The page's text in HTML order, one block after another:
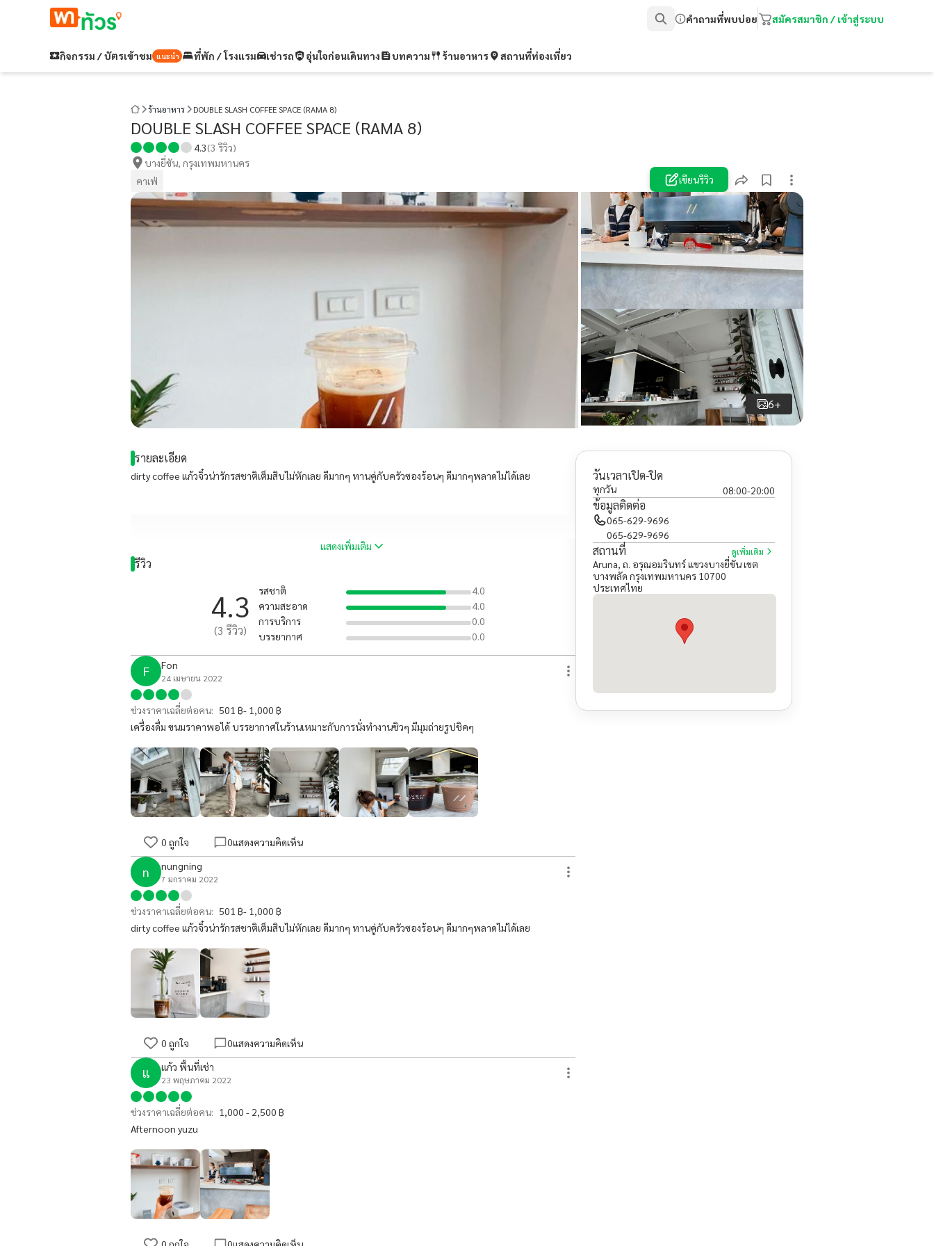
คำถามที่พบบ่อย สมัครสมาชิก / เข้าสู่ระบบ
กิจกรรม / บัตรเข้าชม แนะนำ ที่พัก / โรงแรม เช่ารถ อุ่นใจก่อนเดินทาง บทความ ร้านอาหาร สถานที่ท่องเที่ยว
ร้านอาหาร DOUBLE SLASH COFFEE SPACE (RAMA 8)
DOUBLE SLASH COFFEE SPACE (RAMA 8)
4.3(3 รีวิว)
บางยี่ขัน, กรุงเทพมหานคร
คาเฟ่
เขียนรีวิว
6+
รายละเอียด
dirty coffee แก้วจิ๋วน่ารักรสชาติเต็มสิบไม่หักเลย ดีมากๆ ทานคู่กับครัวซองร้อนๆ ดีมากๆพลาดไม่ได้เลย
แสดงเพิ่มเติม
รีวิว
4.3
(3 รีวิว)
รสชาติ
4.0
ความสะอาด
4.0
การบริการ
0.0
บรรยากาศ
0.0
F Fon
24 เมษายน 2022
ช่วงราคาเฉลี่ยต่อคน: 501 ฿- 1,000 ฿
เครื่องดื่ม ขนมราคาพอได้ บรรยากาศในร้านเหมาะกับการนั่งทำงานชิวๆ มีมุมถ่ายรูปชิคๆ
0 ถูกใจ 0แสดงความคิดเห็น
n nungning
7 มกราคม 2022
ช่วงราคาเฉลี่ยต่อคน: 501 ฿- 1,000 ฿
dirty coffee แก้วจิ๋วน่ารักรสชาติเต็มสิบไม่หักเลย ดีมากๆ ทานคู่กับครัวซองร้อนๆ ดีมากๆพลาดไม่ได้เลย
0 ถูกใจ 0แสดงความคิดเห็น
แ แก้ว พื้นที่เช่า
23 พฤษภาคม 2022
ช่วงราคาเฉลี่ยต่อคน: 1,000 - 2,500 ฿
Afternoon yuzu
วันเวลาเปิด-ปิด
ทุกวัน 08:00-20:00
ข้อมูลติดต่อ
065-629-9696
065-629-9696
สถานที่ ดูเพิ่มเติม
Aruna, ถ. อรุณอมรินทร์ แขวงบางยี่ขัน เขต
บางพลัด กรุงเทพมหานคร 10700
ประเทศไทย